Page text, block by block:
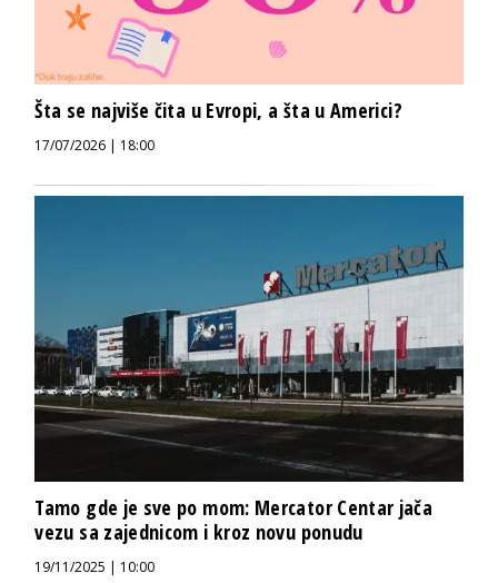
Šta se najviše čita u Evropi, a šta u Americi?
17/07/2026 | 18:00
Tamo gde je sve po mom: Mercator Centar jača
vezu sa zajednicom i kroz novu ponudu
19/11/2025 | 10:00